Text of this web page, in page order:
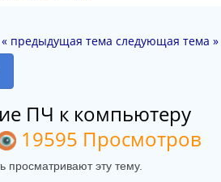
« предыдущая тема следующая тема »
ПЧ к компьютеру
19595 Просмотров
просматривают эту тему.